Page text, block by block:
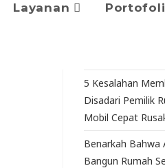
Layanan
5 Kesalahan
Disadari Pemilik
Mobil Cepat
Benarkah Bahwa
Bangun Rumah